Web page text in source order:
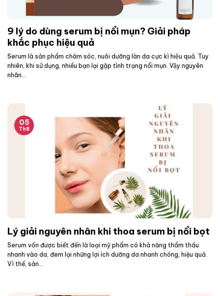
9 lý do dùng serum bị nổi mụn? Giải pháp
khắc phục hiệu quả
Serum là sản phẩm chăm sóc, nuôi dưỡng làn da cực kì hiệu quả. Tuy
nhiên, khi sử dụng, nhiều bạn lại gặp tình trạng nổi mụn. Vậy nguyên
nhân...
Lý giải nguyên nhân khi thoa serum bị nổi bọt
Serum vốn được biết đến là loại mỹ phẩm có khả năng thẩm thấu
nhanh vào da, đem lại những lợi ích dưỡng da nhanh chóng, hiệu quả.
Vì thế, sản...
05
Th8